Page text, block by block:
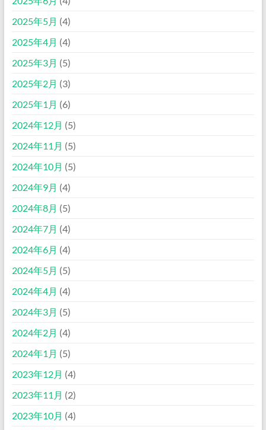
2025年5月 (4)
2025年4月 (4)
2025年3月 (5)
2025年2月 (3)
2025年1月 (6)
2024年12月 (5)
2024年11月 (5)
2024年10月 (5)
2024年9月 (4)
2024年8月 (5)
2024年7月 (4)
2024年6月 (4)
2024年5月 (5)
2024年4月 (4)
2024年3月 (5)
2024年2月 (4)
2024年1月 (5)
2023年12月 (4)
2023年11月 (2)
2023年10月 (4)